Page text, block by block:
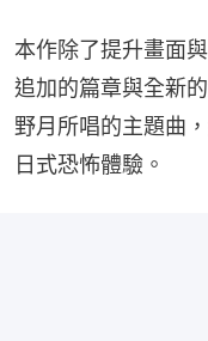
本作除了提升畫面
追加的篇章與全新
野月所唱的主題曲
日式恐怖體驗。